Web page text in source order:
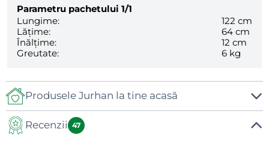
Parametru pachetului 1/1
Lungime:
122 cm
Lățime:
64 cm
Înălțime:
12 cm
Greutate:
6 kg
Produsele Jurhan la tine acasă
Recenzii 47